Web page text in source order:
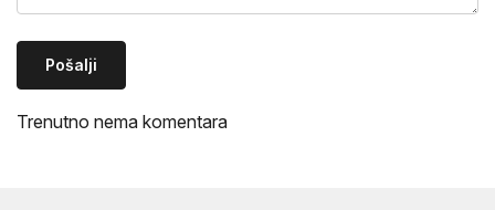
Pošalji
Trenutno nema komentara